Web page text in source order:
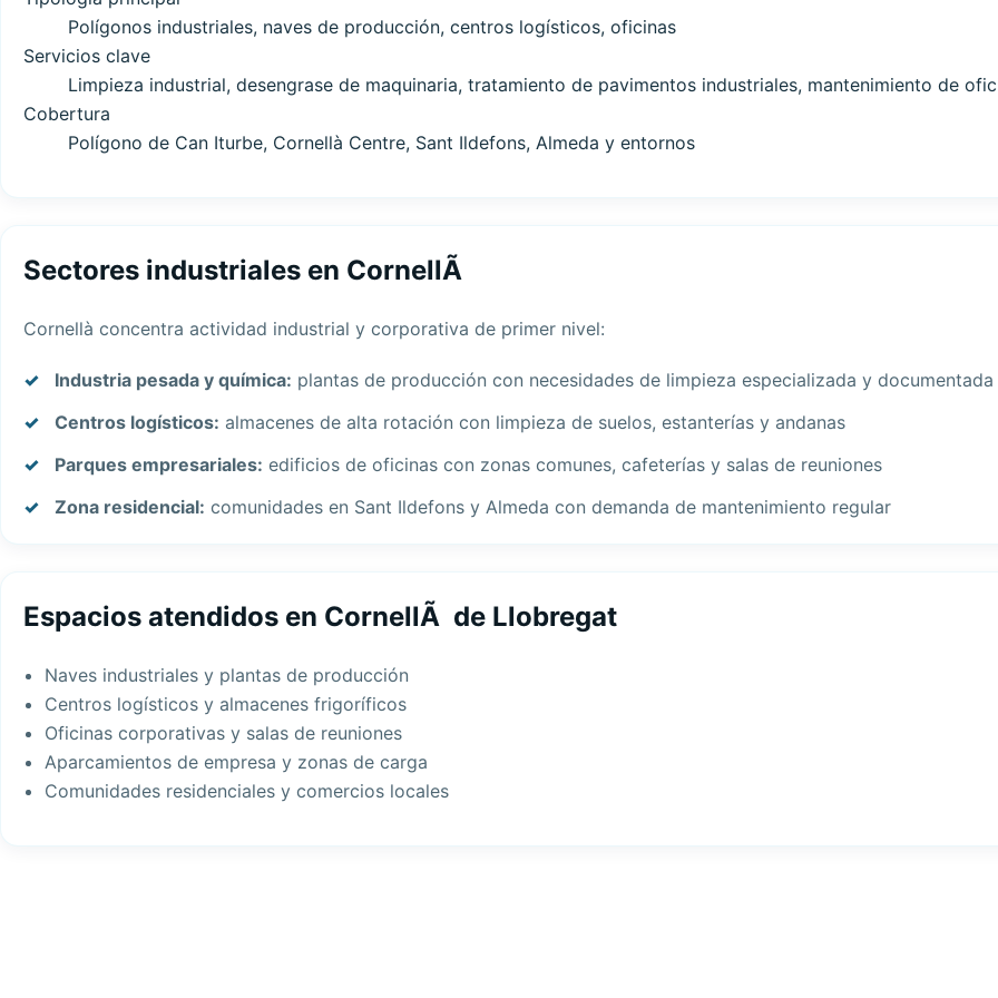
Polígonos industriales, naves de producción, centros logísticos, oficinas
Servicios clave
Limpieza industrial, desengrase de maquinaria, tratamiento de pavimentos industriales, mantenimiento de
Cobertura
Polígono de Can Iturbe, Cornellà Centre, Sant Ildefons, Almeda y entornos
Sectores industriales en CornellÃ
Cornellà concentra actividad industrial y corporativa de primer nivel:
Industria pesada y química: plantas de producción con necesidades de limpieza especializada y documentada
Centros logísticos: almacenes de alta rotación con limpieza de suelos, estanterías y andanas
Parques empresariales: edificios de oficinas con zonas comunes, cafeterías y salas de reuniones
Zona residencial: comunidades en Sant Ildefons y Almeda con demanda de mantenimiento regular
Espacios atendidos en CornellÃ de Llobregat
Naves industriales y plantas de producción
Centros logísticos y almacenes frigoríficos
Oficinas corporativas y salas de reuniones
Aparcamientos de empresa y zonas de carga
Comunidades residenciales y comercios locales